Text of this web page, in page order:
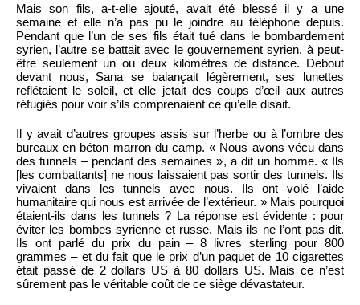
Mais son fils, a-t-elle ajouté, avait été blessé il y a une
semaine et elle n’a pas pu le joindre au téléphone depuis.
Pendant que l’un de ses fils était tué dans le bombardement
syrien, l’autre se battait avec le gouvernement syrien, à peut-
être seulement un ou deux kilomètres de distance. Debout
devant nous, Sana se balançait légèrement, ses lunettes
reflétaient le soleil, et elle jetait des coups d’œil aux autres
réfugiés pour voir s’ils comprenaient ce qu’elle disait.
Il y avait d’autres groupes assis sur l’herbe ou à l’ombre des
bureaux en béton marron du camp. « Nous avons vécu dans
des tunnels – pendant des semaines », a dit un homme. « Ils
[les combattants] ne nous laissaient pas sortir des tunnels. Ils
vivaient dans les tunnels avec nous. Ils ont volé l’aide
humanitaire qui nous est arrivée de l’extérieur. » Mais pourquoi
étaient-ils dans les tunnels ? La réponse est évidente : pour
éviter les bombes syrienne et russe. Mais ils ne l’ont pas dit.
Ils ont parlé du prix du pain – 8 livres sterling pour 800
grammes – et du fait que le prix d’un paquet de 10 cigarettes
était passé de 2 dollars US à 80 dollars US. Mais ce n’est
sûrement pas le véritable coût de ce siège dévastateur.